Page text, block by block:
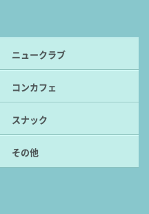
ニュークラブ
コンカフェ
スナック
その他